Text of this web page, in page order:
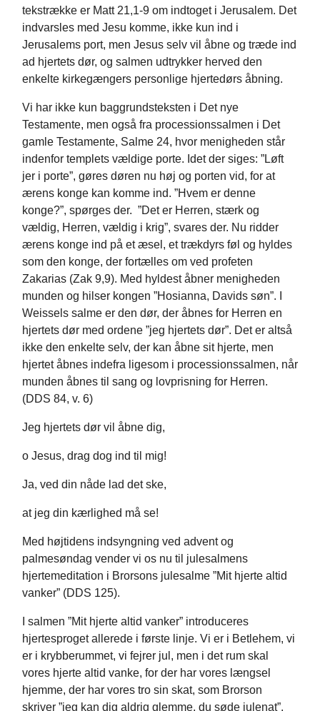
tekstrække er Matt 21,1-9 om indtoget i Jerusalem. Det
indvarsles med Jesu komme, ikke kun ind i
Jerusalems port, men Jesus selv vil åbne og træde ind
ad hjertets dør, og salmen udtrykker herved den
enkelte kirkegængers personlige hjertedørs åbning.
Vi har ikke kun baggrundsteksten i Det nye
Testamente, men også fra processionssalmen i Det
gamle Testamente, Salme 24, hvor menigheden står
indenfor templets vældige porte. Idet der siges: ”Løft
jer i porte”, gøres døren nu høj og porten vid, for at
ærens konge kan komme ind. ”Hvem er denne
konge?”, spørges der. ”Det er Herren, stærk og
vældig, Herren, vældig i krig”, svares der. Nu ridder
ærens konge ind på et æsel, et trækdyrs føl og hyldes
som den konge, der fortælles om ved profeten
Zakarias (Zak 9,9). Med hyldest åbner menigheden
munden og hilser kongen ”Hosianna, Davids søn”. I
Weissels salme er den dør, der åbnes for Herren en
hjertets dør med ordene ”jeg hjertets dør”. Det er altså
ikke den enkelte selv, der kan åbne sit hjerte, men
hjertet åbnes indefra ligesom i processionssalmen, når
munden åbnes til sang og lovprisning for Herren.
(DDS 84, v. 6)
Jeg hjertets dør vil åbne dig,
o Jesus, drag dog ind til mig!
Ja, ved din nåde lad det ske,
at jeg din kærlighed må se!
Med højtidens indsyngning ved advent og
palmesøndag vender vi os nu til julesalmens
hjertemeditation i Brorsons julesalme ”Mit hjerte altid
vanker” (DDS 125).
I salmen ”Mit hjerte altid vanker” introduceres
hjertesproget allerede i første linje. Vi er i Betlehem, vi
er i krybberummet, vi fejrer jul, men i det rum skal
vores hjerte altid vanke, for der har vores længsel
hjemme, der har vores tro sin skat, som Brorson
skriver ”jeg kan dig aldrig glemme, du søde julenat”.